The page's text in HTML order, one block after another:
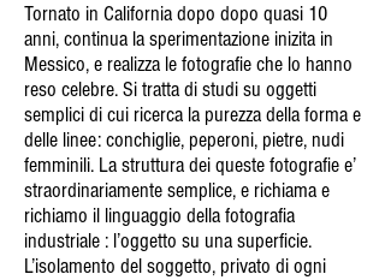
Tornato in California dopo dopo quasi 10
anni, continua la sperimentazione inizita in
Messico, e realizza le fotografie che lo hanno
reso celebre. Si tratta di studi su oggetti
semplici di cui ricerca la purezza della forma e
delle linee: conchiglie, peperoni, pietre, nudi
femminili. La struttura dei queste fotografie e’
straordinariamente semplice, e richiama e
richiamo il linguaggio della fotografia
industriale : l’oggetto su una superficie.
L’isolamento del soggetto, privato di ogni